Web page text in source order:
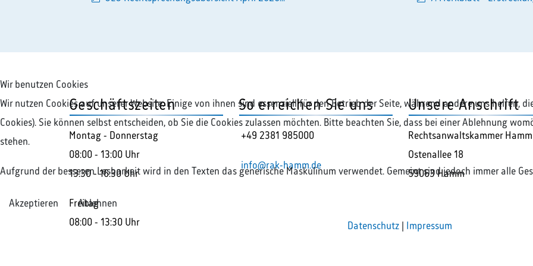
Geschäftszeiten
Montag - Donnerstag
08:00 - 13:00 Uhr
13:30 - 16:30 Uhr
Freitag
08:00 - 13:30 Uhr
So erreichen Sie uns
+49 2381 985000
info@rak-hamm.de
Unsere Anschrift
Rechtsanwaltskammer Hamm
Ostenallee 18
59063 Hamm
Wir benutzen Cookies
Wir nutzen Cookies auf unserer Website. Einige von ihnen sind essenziell für den Betrieb der Seite, während andere uns helfen,
Cookies). Sie können selbst entscheiden, ob Sie die Cookies zulassen möchten. Bitte beachten Sie, dass bei einer Ablehnung
stehen.
Aufgrund der besseren Lesbarkeit wird in den Texten das generische Maskulinum verwendet. Gemeint sind jedoch immer alle
Akzeptieren Ablehnen
Datenschutz Impressum